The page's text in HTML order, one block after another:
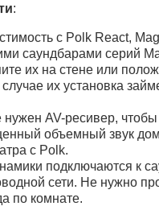
:
с Polk React,
саундбарами серий
их на стене или
их установка
AV-ресивер, чтобы
объемный звук
с Polk.
подключаются к
сети. Не нужно
по комнате.